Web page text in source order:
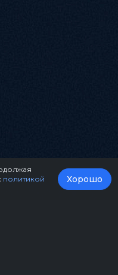
политикой
Хорошо